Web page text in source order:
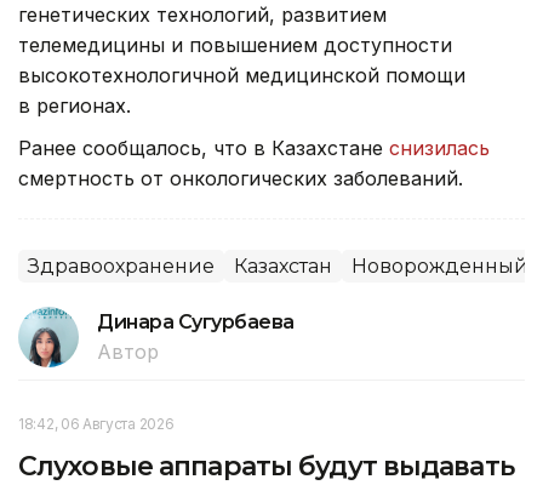
генетических технологий, развитием
телемедицины и повышением доступности
высокотехнологичной медицинской помощи
в регионах.
Ранее сообщалось, что в Казахстане снизилась
смертность от онкологических заболеваний.
Здравоохранение Казахстан Новорожденный
Динара Сугурбаева
Автор
18:42, 06 Августа 2026
Слуховые аппараты будут выдавать